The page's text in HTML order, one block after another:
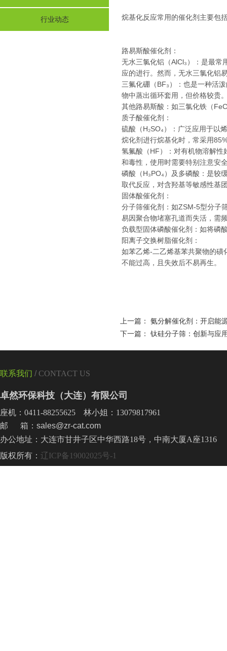
上一篇： 氨分解催化剂：开启能
下一篇： 钛硅分子筛：创新与应
烷基化反应常用的催化剂主要包
路易斯酸催化剂：
无水三氯化铝（AlCl₃）：是最
应的进行。然而，无水三氯化铝
三氟化硼（BF₃）：也是一种活
物中蒸出循环套用，但价格较贵
其他路易斯酸：如三氯化铁（
质子酸催化剂：
硫酸（H₂SO₄）：广泛应用于以
烷化剂进行烷基化时，常采用
氢氟酸（HF）：对有机物溶解性
和毒性，使用时需要特别注意安
磷酸（H₃PO₄）及多磷酸：是较
取代反应，对含羟基等敏感性基
固体酸催化剂：
分子筛催化剂：如ZSM-5型分子
易因聚合物堵塞孔道而失活，需
负载型固体磷酸催化剂：如将磷
阳离子交换树脂催化剂：
如苯乙烯-二乙烯基苯共聚物的磺
不能过高，且失效后不易再生。
行业动态
联系我们 / CONTACT US
卓然环保科技（大连）有限公司
座机：0411-88255625 林小姐：13079817961
邮 箱：sales@zr-cat.com
办公地址：大连市甘井子区中华西路18号，中南大厦A座1316
版权所有： 辽ICP备19002025号-1